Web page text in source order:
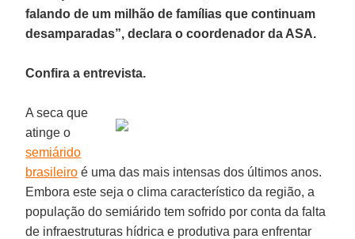
falando de um milhão de famílias que continuam
desamparadas”, declara o coordenador da ASA.
Confira a entrevista.
A seca que
atinge o
semiárido
brasileiro é uma das mais intensas dos últimos anos.
Embora este seja o clima característico da região, a
população do semiárido tem sofrido por conta da falta
de infraestruturas hídrica e produtiva para enfrentar